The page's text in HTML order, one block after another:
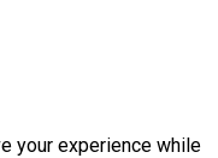
your experience while